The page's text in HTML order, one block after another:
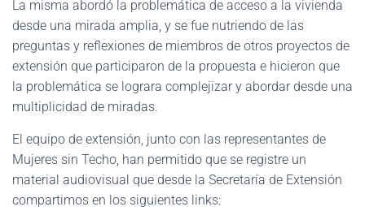
La misma abordó la problemática de acceso a la vivienda
desde una mirada amplia, y se fue nutriendo de las
preguntas y reflexiones de miembros de otros proyectos de
extensión que participaron de la propuesta e hicieron que
la problemática se lograra complejizar y abordar desde una
multiplicidad de miradas.
El equipo de extensión, junto con las representantes de
Mujeres sin Techo, han permitido que se registre un
material audiovisual que desde la Secretaría de Extensión
compartimos en los siguientes links: